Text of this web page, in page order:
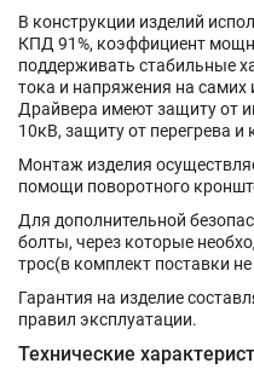
В конструкции изделий
КПД 91%, коэффициент
поддерживать стабильные
тока и напряжения на самих
Драйвера имеют защиту от
10кВ, защиту от перегрева
Монтаж изделия
помощи поворотного
Для дополнительной
болты, через которые
трос(в комплект поставки
Гарантия на изделие
правил эксплуатации.
Технические